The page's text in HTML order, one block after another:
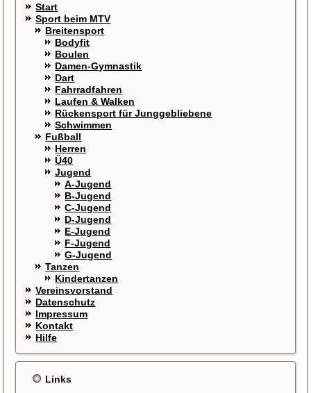
Start
Sport beim MTV
Breitensport
Bodyfit
Boulen
Damen-Gymnastik
Dart
Fahrradfahren
Laufen & Walken
Rückensport für Junggebliebene
Schwimmen
Fußball
Herren
Ü40
Jugend
A-Jugend
B-Jugend
C-Jugend
D-Jugend
E-Jugend
F-Jugend
G-Jugend
Tanzen
Kindertanzen
Vereinsvorstand
Datenschutz
Impressum
Kontakt
Hilfe
Links